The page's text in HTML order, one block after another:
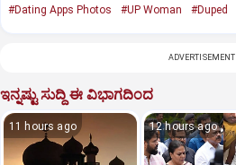
#Dating Apps Photos #UP Woman #Duped
ADVERTISEMENT
ಇನ್ನಷ್ಟು ಸುದ್ದಿ ಈ ವಿಭಾಗದಿಂದ
11 hours ago 12 hours ago